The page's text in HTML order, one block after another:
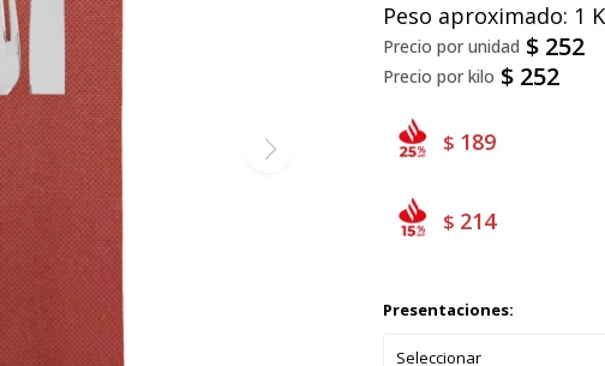
Peso aproximado: 1
$ 252
$ 252
$ 189
$ 214
Presentaciones: